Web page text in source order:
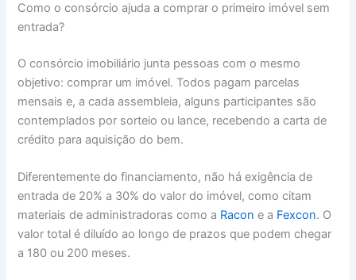
Como o consórcio ajuda a comprar o primeiro imóvel sem
entrada?
O consórcio imobiliário junta pessoas com o mesmo
objetivo: comprar um imóvel. Todos pagam parcelas
mensais e, a cada assembleia, alguns participantes são
contemplados por sorteio ou lance, recebendo a carta de
crédito para aquisição do bem.
Diferentemente do financiamento, não há exigência de
entrada de 20% a 30% do valor do imóvel, como citam
materiais de administradoras como a Racon e a Fexcon. O
valor total é diluído ao longo de prazos que podem chegar
a 180 ou 200 meses.